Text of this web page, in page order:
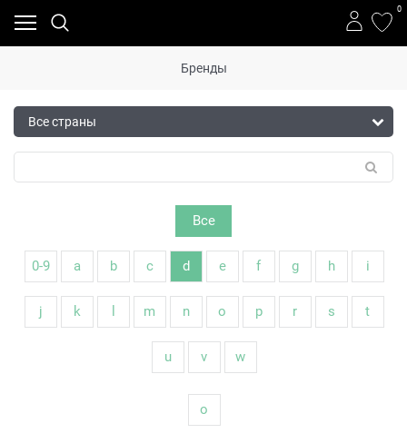
0
Бренды
Все
0-9 a b c d e f g h i
j k m n o p r s t
u v w
о